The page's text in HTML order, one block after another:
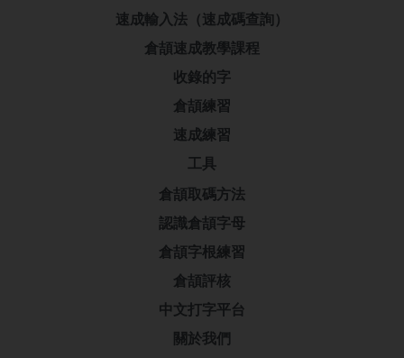
速成輸入法（速成碼查詢）
倉頡速成教學課程
收錄的字
倉頡練習
速成練習
工具
倉頡取碼方法
認識倉頡字母
倉頡字根練習
倉頡評核
中文打字平台
關於我們